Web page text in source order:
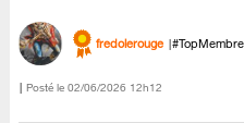
fredolerouge #TopMembre
Posté le ‎02/06/2026 12h12